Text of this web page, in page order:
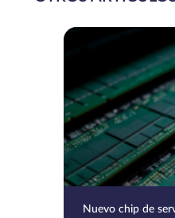
Nuevo chip de